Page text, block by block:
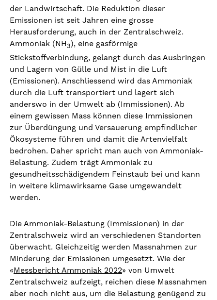
der Landwirtschaft. Die Reduktion dieser
Emissionen ist seit Jahren eine grosse
Herausforderung, auch in der Zentralschweiz.
Ammoniak (NH 3), eine gasförmige
Stickstoffverbindung, gelangt durch das Ausbringen
und Lagern von Gülle und Mist in die Luft
(Emissionen). Anschliessend wird das Ammoniak
durch die Luft transportiert und lagert sich
anderswo in der Umwelt ab (Immissionen). Ab
einem gewissen Mass können diese Immissionen
zur Überdüngung und Versauerung empfindlicher
Ökosysteme führen und damit die Artenvielfalt
bedrohen. Daher spricht man auch von Ammoniak-
Belastung. Zudem trägt Ammoniak zu
gesundheitsschädigendem Feinstaub bei und kann
in weitere klimawirksame Gase umgewandelt
werden.
Die Ammoniak-Belastung (Immissionen) in der
Zentralschweiz wird an verschiedenen Standorten
überwacht. Gleichzeitig werden Massnahmen zur
Minderung der Emissionen umgesetzt. Wie der
«Messbericht Ammoniak 2022» von Umwelt
Zentralschweiz aufzeigt, reichen diese Massnahmen
aber noch nicht aus, um die Belastung genügend zu